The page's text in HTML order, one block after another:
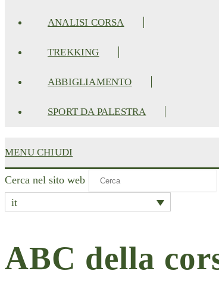
ANALISI CORSA
TREKKING
ABBIGLIAMENTO
SPORT DA PALESTRA
MENU CHIUDI
Cerca nel sito web
it
ABC della